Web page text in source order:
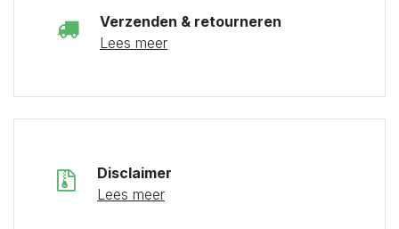
Verzenden & retourneren
Lees meer
Disclaimer
Lees meer